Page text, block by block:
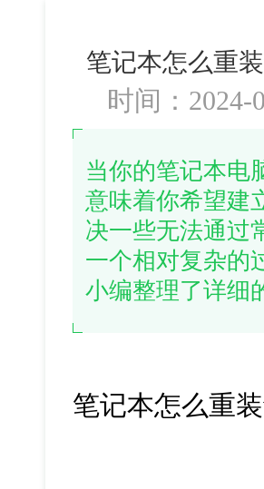
笔记本怎么重
时间：2024-
当你的笔记本电
意味着你希望建
决一些无法通过
一个相对复杂的
小编整理了详细
笔记本怎么重装